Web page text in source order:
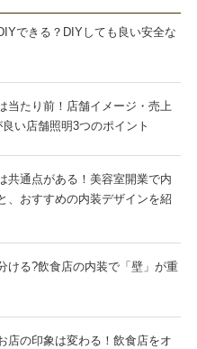
できる？DIYしても良い安全な
当たり前！店舗イメージ・売上
い店舗照明3つのポイント
共通点がある！美容室開業で内
、おすすめの内装デザインを紹
ける?飲食店の内装で「壁」が重
店の印象は変わる！飲食店をオ